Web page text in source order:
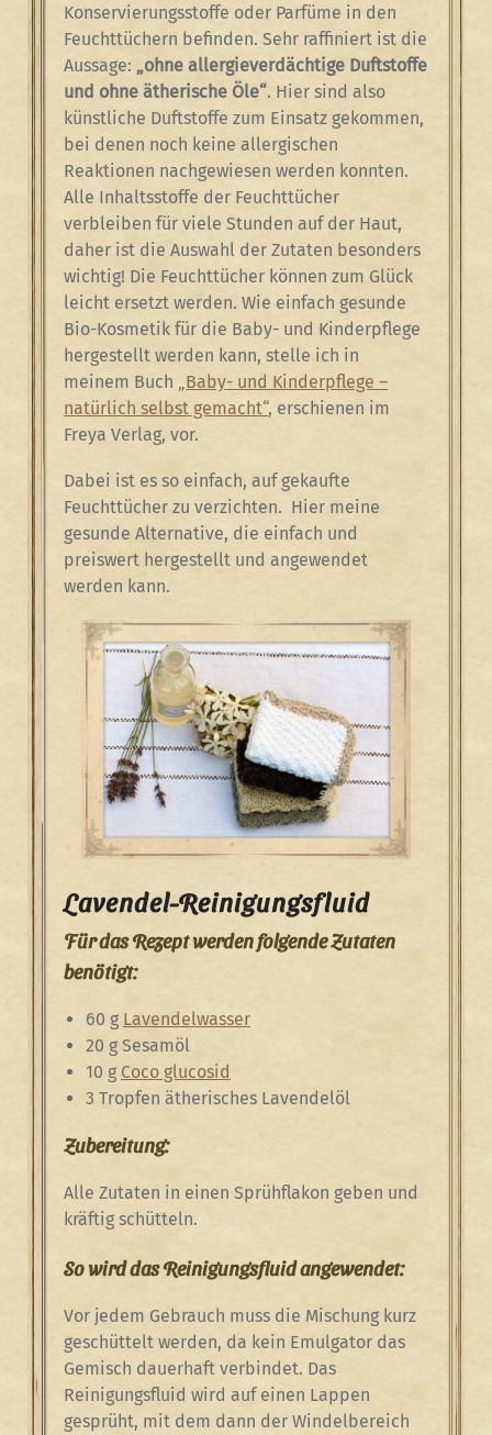
Konservierungsstoffe oder Parfüme in den
Feuchttüchern befinden. Sehr raffiniert ist die
Aussage: „ohne allergieverdächtige Duftstoffe
und ohne ätherische Öle“. Hier sind also
künstliche Duftstoffe zum Einsatz gekommen,
bei denen noch keine allergischen
Reaktionen nachgewiesen werden konnten.
Alle Inhaltsstoffe der Feuchttücher
verbleiben für viele Stunden auf der Haut,
daher ist die Auswahl der Zutaten besonders
wichtig! Die Feuchttücher können zum Glück
leicht ersetzt werden. Wie einfach gesunde
Bio-Kosmetik für die Baby- und Kinderpflege
hergestellt werden kann, stelle ich in
meinem Buch „Baby- und Kinderpflege –
natürlich selbst gemacht“, erschienen im
Freya Verlag, vor.
Dabei ist es so einfach, auf gekaufte
Feuchttücher zu verzichten. Hier meine
gesunde Alternative, die einfach und
preiswert hergestellt und angewendet
werden kann.
Lavendel-Reinigungsfluid
Für das Rezept werden folgende Zutaten
benötigt:
60 g Lavendelwasser
20 g Sesamöl
10 g Coco glucosid
3 Tropfen ätherisches Lavendelöl
Zubereitung:
Alle Zutaten in einen Sprühflakon geben und
kräftig schütteln.
So wird das Reinigungsfluid angewendet:
Vor jedem Gebrauch muss die Mischung kurz
geschüttelt werden, da kein Emulgator das
Gemisch dauerhaft verbindet. Das
Reinigungsfluid wird auf einen Lappen
gesprüht, mit dem dann der Windelbereich